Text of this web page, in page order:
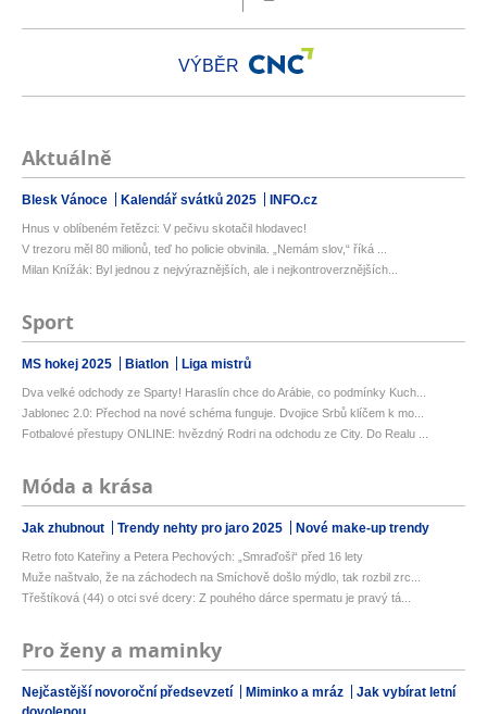
VÝBĚR
Aktuálně
Blesk Vánoce Kalendář svátků 2025 INFO.cz
Hnus v oblíbeném řetězci: V pečivu skotačil hlodavec!
V trezoru měl 80 milionů, teď ho policie obvinila. „Nemám slov,“ říká ...
Milan Knížák: Byl jednou z nejvýraznějších, ale i nejkontroverznějších...
Sport
MS hokej 2025 Biatlon Liga mistrů
Dva velké odchody ze Sparty! Haraslín chce do Arábie, co podmínky Kuch...
Jablonec 2.0: Přechod na nové schéma funguje. Dvojice Srbů klíčem k mo...
Fotbalové přestupy ONLINE: hvězdný Rodri na odchodu ze City. Do Realu ...
Móda a krása
Jak zhubnout Trendy nehty pro jaro 2025 Nové make-up trendy
Retro foto Kateřiny a Petera Pechových: „Smraďoši“ před 16 lety
Muže naštvalo, že na záchodech na Smíchově došlo mýdlo, tak rozbil zrc...
Třeštíková (44) o otci své dcery: Z pouhého dárce spermatu je pravý tá...
Pro ženy a maminky
Nejčastější novoroční předsevzetí Miminko a mráz
Jak vybírat letní